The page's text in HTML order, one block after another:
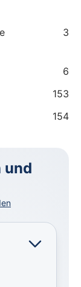
3
6
153
154
und